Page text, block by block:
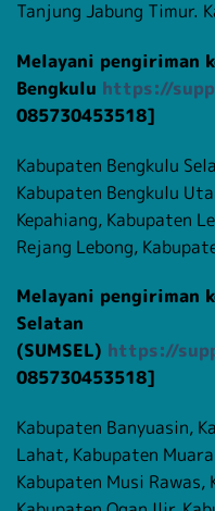
Tanjung Jabung Timur.
Melayani pengiriman
Bengkulu https://
085730453518]
Kabupaten Bengkulu
Kabupaten Bengkulu
Kepahiang, Kabupaten
Rejang Lebong,
Melayani pengiriman
Selatan
(SUMSEL) https://
085730453518]
Kabupaten Banyuasin,
Lahat, Kabupaten
Kabupaten Musi